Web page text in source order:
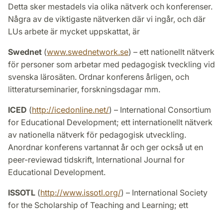
Detta sker mestadels via olika nätverk och konferenser.
Några av de viktigaste nätverken där vi ingår, och där
LUs arbete är mycket uppskattat, är
Swednet (www.swednetwork.se) – ett nationellt nätverk
för personer som arbetar med pedagogisk tveckling vid
svenska lärosäten. Ordnar konferens årligen, och
litteraturseminarier, forskningsdagar mm.
ICED (http://icedonline.net/) – International Consortium
for Educational Development; ett internationellt nätverk
av nationella nätverk för pedagogisk utveckling.
Anordnar konferens vartannat år och ger också ut en
peer-reviewad tidskrift, International Journal for
Educational Development.
ISSOTL (http://www.issotl.org/) – International Society
for the Scholarship of Teaching and Learning; ett